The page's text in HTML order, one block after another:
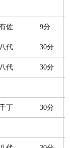
佐 9分
八代 30分
八代 30分
丁 30分